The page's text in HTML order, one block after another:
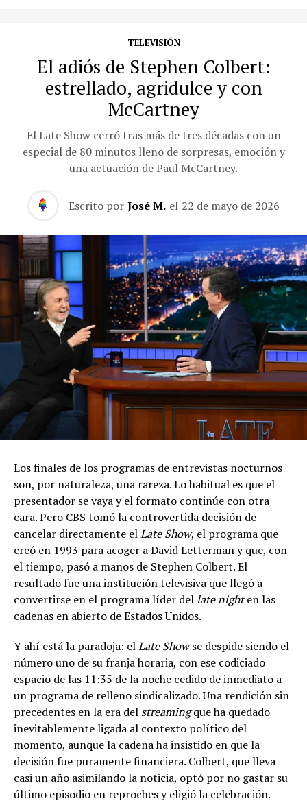
TELEVISIÓN
El adiós de Stephen Colbert:
estrellado, agridulce y con
McCartney
El Late Show cerró tras más de tres décadas con un
especial de 80 minutos lleno de sorpresas, emoción y
una actuación de Paul McCartney.
Escrito por José M. el 22 de mayo de 2026
Los finales de los programas de entrevistas nocturnos
son, por naturaleza, una rareza. Lo habitual es que el
presentador se vaya y el formato continúe con otra
cara. Pero CBS tomó la controvertida decisión de
cancelar directamente elLate Show, el programa que
creó en 1993 para acoger a David Letterman y que, con
el tiempo, pasó a manos de Stephen Colbert. El
resultado fue una institución televisiva que llegó a
convertirse en el programa líder dellate nighten las
cadenas en abierto de Estados Unidos.
Y ahí está la paradoja: elLate Showse despide siendo el
número uno de su franja horaria, con ese codiciado
espacio de las 11:35 de la noche cedido de inmediato a
un programa de relleno sindicalizado. Una rendición sin
precedentes en la era del streamingque ha quedado
inevitablemente ligada al contexto político del
momento, aunque la cadena ha insistido en que la
decisión fue puramente financiera. Colbert, que lleva
casi un año asimilando la noticia, optó por no gastar su
último episodio en reproches y eligió la celebración.